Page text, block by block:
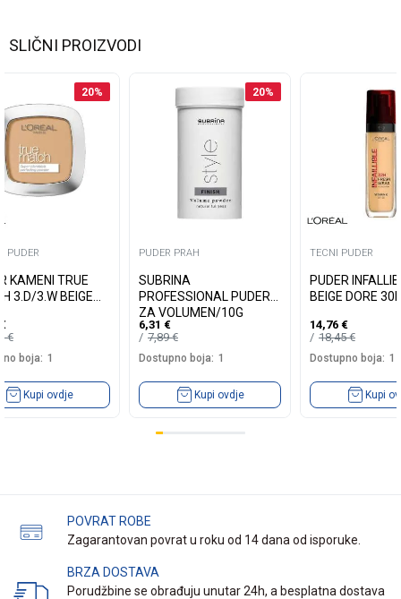
SLIČNI PROIZVODI
20%
PUDER
KAMENI TRUE
3.D/3.W BEIGE
€
€
boja: 1
Kupi ovdje
20%
PUDER PRAH
SUBRINA
PROFESSIONAL PUDER
ZA VOLUMEN/10G
6,31 €
7,89€
Dostupno boja: 1
Kupi ovdje
TECNI PUDER
PUDER
BEIGE DORE
14,76 €
18,45€
Dostupno boja: 1
Kupi
POVRAT ROBE
Zagarantovan povrat u roku od 14 dana od isporuke.
BRZA DOSTAVA
Porudžbine se obrađuju unutar 24h, a besplatna dostava